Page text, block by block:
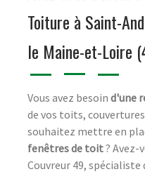
Toiture à Saint-
le Maine-et-Loire
Vous avez besoin d'une
de vos toits,
souhaitez mettre en
fenêtres de toit? Avez-
Couvreur 49,